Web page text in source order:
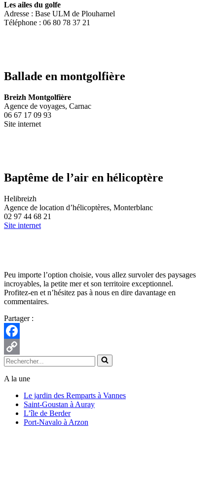
Les ailes du golfe
Adresse : Base ULM de Plouharnel
Téléphone : 06 80 78 37 21
Ballade en montgolfière
Breizh Montgolfière
Agence de voyages, Carnac
06 67 17 09 93
Site internet
Baptême de l’air en hélicoptère
Helibreizh
Agence de location d’hélicoptères, Monterblanc
02 97 44 68 21
Site internet
Peu importe l’option choisie, vous allez survoler des paysages
incroyables, la petite mer et son territoire exceptionnel.
Profitez-en et n’hésitez pas à nous en dire davantage en
commentaires.
Partager :
Facebook
Copy
Link
Rechercher...
A la une
Le jardin des Remparts à Vannes
Saint-Goustan à Auray
L’île de Berder
Port-Navalo à Arzon